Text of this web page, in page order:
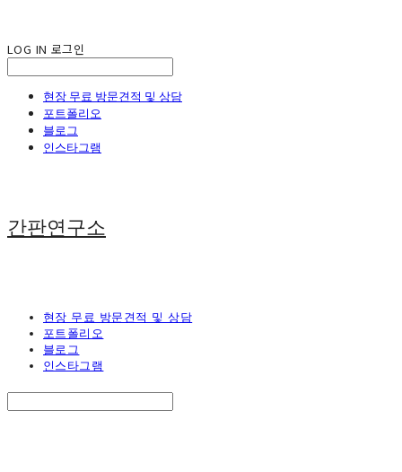
LOG IN 로그인
현장 무료 방문견적 및 상담
포트폴리오
블로그
인스타그램
간판연구소
현장 무료 방문견적 및 상담
포트폴리오
블로그
인스타그램